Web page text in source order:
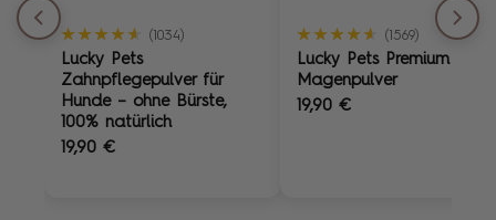
★★★★★
★★★★★ (1034)
Lucky Pets
Zahnpflegepulver für
Hunde – ohne Bürste,
100% natürlich
19,90 €
★★★★★
★★★★★ (1569)
Lucky Pets Premium
Magenpulver
19,90 €